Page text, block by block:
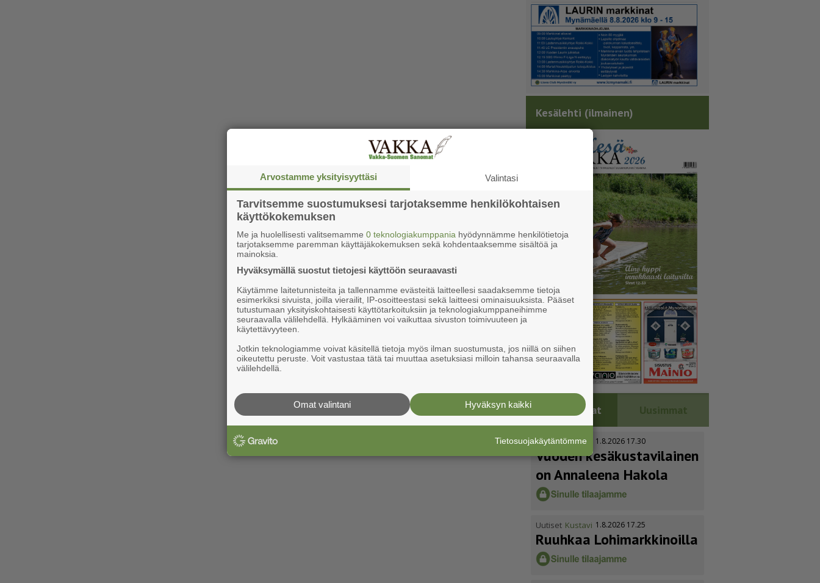
Kesälehti (ilmainen)
Luetuimmat Uusimmat
Uutiset Kustavi 1.8.2026 17.30
Vuoden kesäkus­ta­vi­lainen
on Annaleena Hakola
Uutiset Kustavi 1.8.2026 17.25
Ruuhkaa Lohimark­ki­noilla
Arvostamme yksityisyyttäsi Valintasi
Tarvitsemme suostumuksesi tarjotaksemme henkilökohtaisen
käyttökokemuksen
Me ja huolellisesti valitsemamme 0 teknologiakumppania hyödynnämme henkilötietoja
tarjotaksemme paremman käyttäjäkokemuksen sekä kohdentaaksemme sisältöä ja
mainoksia.
Hyväksymällä suostut tietojesi käyttöön seuraavasti
Käytämme laitetunnisteita ja tallennamme evästeitä laitteellesi saadaksemme tietoja
esimerkiksi sivuista, joilla vierailit, IP-osoitteestasi sekä laitteesi ominaisuuksista. Pääset
tutustumaan yksityiskohtaisesti käyttötarkoituksiin ja teknologiakumppaneihimme
seuraavalla välilehdellä. Hylkääminen voi vaikuttaa sivuston toimivuuteen ja
käytettävyyteen.
Jotkin teknologiamme voivat käsitellä tietoja myös ilman suostumusta, jos niillä on siihen
oikeutettu peruste. Voit vastustaa tätä tai muuttaa asetuksiasi milloin tahansa seuraavalla
välilehdellä.
Hyväksyn kaikki
Omat valintani
Tietosuojakäytäntömme